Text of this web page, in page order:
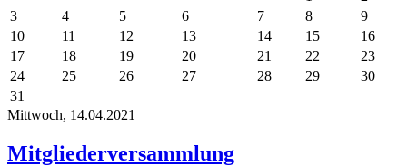
3
4 5 6 7 8
9
10
11 12 13 14 15
16
17
18 19 20 21 22
23
24
25 26 27 28 29
30
31
Mittwoch, 14.04.2021
Mitgliederversammlung